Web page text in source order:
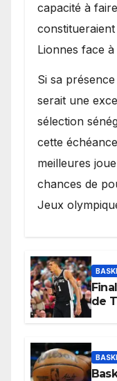
capacité à
Lionnes face
Si sa
serait une
sélection
cette
meilleures
chances de
Jeux
de